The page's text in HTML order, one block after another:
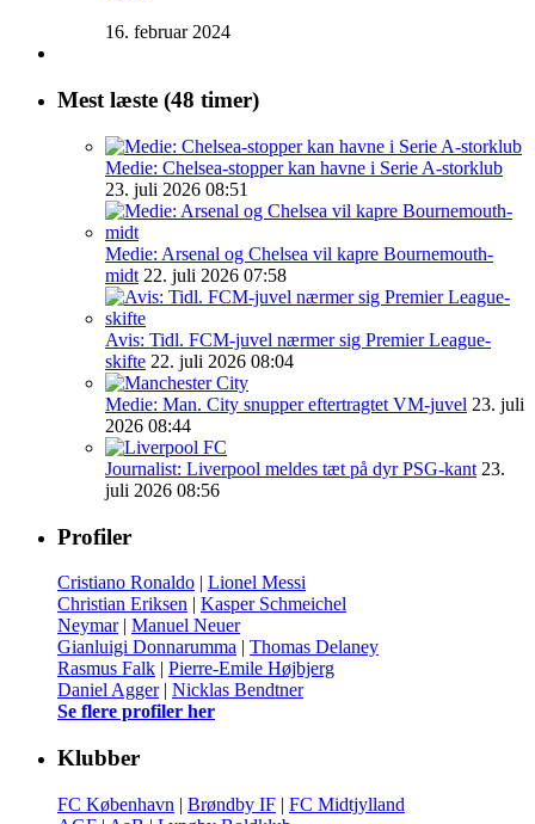
16. februar 2024
Mest læste (48 timer)
Medie: Chelsea-stopper kan havne i Serie A-storklub
23. juli 2026 08:51
Medie: Arsenal og Chelsea vil kapre Bournemouth-
midt 22. juli 2026 07:58
Avis: Tidl. FCM-juvel nærmer sig Premier League-
skifte 22. juli 2026 08:04
Medie: Man. City snupper eftertragtet VM-juvel 23. juli
2026 08:44
Journalist: Liverpool meldes tæt på dyr PSG-kant 23.
juli 2026 08:56
Profiler
Cristiano Ronaldo | Lionel Messi
Christian Eriksen | Kasper Schmeichel
Neymar| Manuel Neuer
Gianluigi Donnarumma | Thomas Delaney
Rasmus Falk | Pierre-Emile Højbjerg
Daniel Agger| Nicklas Bendtner
Se flere profiler her
Klubber
FC København | Brøndby IF | FC Midtjylland